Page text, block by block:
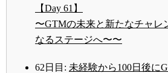
【Day 61】
〜GTMの未来と新たなチャレ
なるステージへ〜〜
62日目: 未経験から100日後に